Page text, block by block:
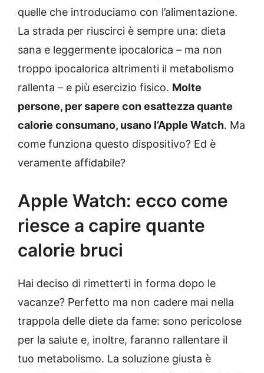
quelle che introduciamo con l’alimentazione.
La strada per riuscirci è sempre una: dieta
sana e leggermente ipocalorica – ma non
troppo ipocalorica altrimenti il metabolismo
rallenta – e più esercizio fisico. Molte
persone, per sapere con esattezza quante
calorie consumano, usano l’Apple Watch. Ma
come funziona questo dispositivo? Ed è
veramente affidabile?
Apple Watch: ecco come
riesce a capire quante
calorie bruci
Hai deciso di rimetterti in forma dopo le
vacanze? Perfetto ma non cadere mai nella
trappola delle diete da fame: sono pericolose
per la salute e, inoltre, faranno rallentare il
tuo metabolismo. La soluzione giusta è